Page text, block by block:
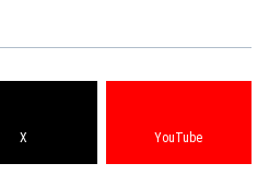
X YouTube